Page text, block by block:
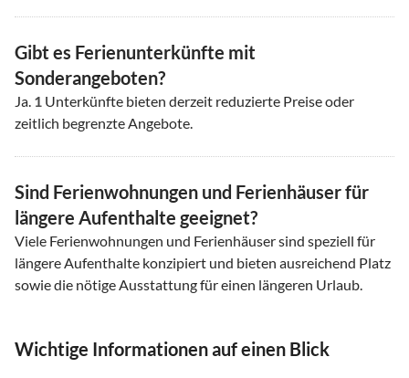
Gibt es Ferienunterkünfte mit
Sonderangeboten?
Ja. 1 Unterkünfte bieten derzeit reduzierte Preise oder
zeitlich begrenzte Angebote.
Sind Ferienwohnungen und Ferienhäuser für
längere Aufenthalte geeignet?
Viele Ferienwohnungen und Ferienhäuser sind speziell für
längere Aufenthalte konzipiert und bieten ausreichend Platz
sowie die nötige Ausstattung für einen längeren Urlaub.
Wichtige Informationen auf einen Blick